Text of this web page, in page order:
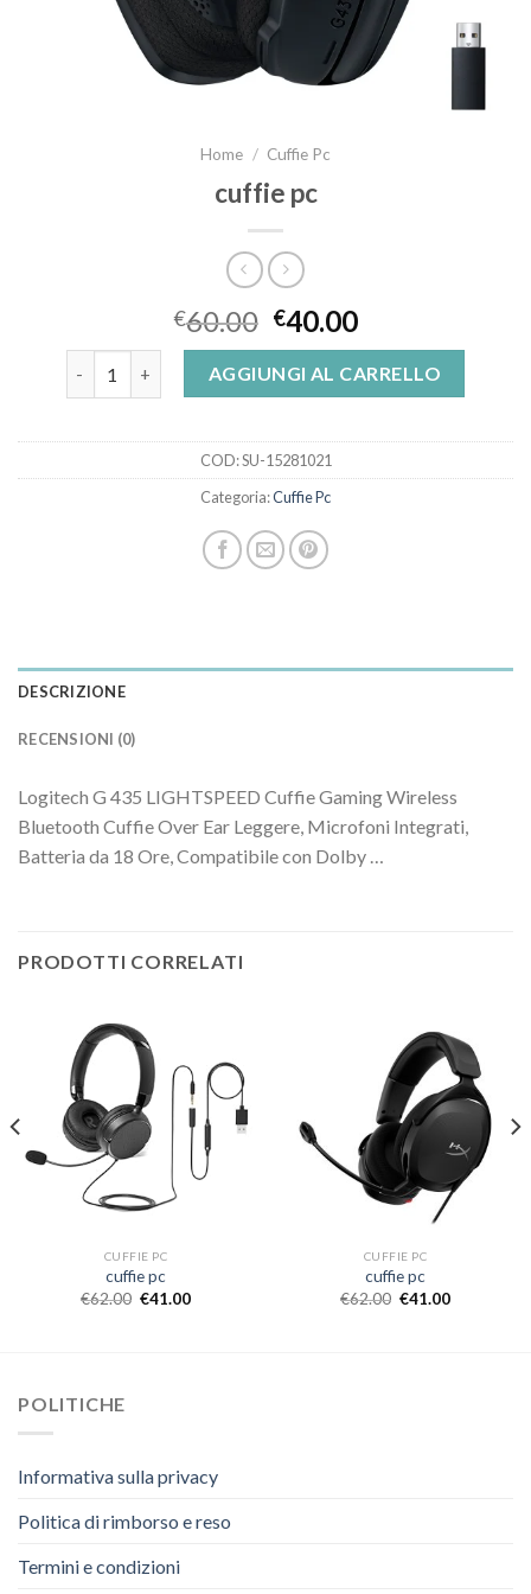
Home / Cuffie Pc
cuffie pc
€60.00 €40.00
AGGIUNGI AL CARRELLO
COD:SU-15281021
Categoria:Cuffie Pc
DESCRIZIONE
RECENSIONI (0)
Logitech G 435 LIGHTSPEED Cuffie Gaming Wireless
Bluetooth Cuffie Over Ear Leggere, Microfoni Integrati,
Batteria da 18 Ore, Compatibile con Dolby …
PRODOTTI CORRELATI
CUFFIE PC
cuffie pc
€62.00 €41.00
CUFFIE PC
cuffie pc
€62.00 €41.00
POLITICHE
Informativa sulla privacy
Politica di rimborso e reso
Termini e condizioni